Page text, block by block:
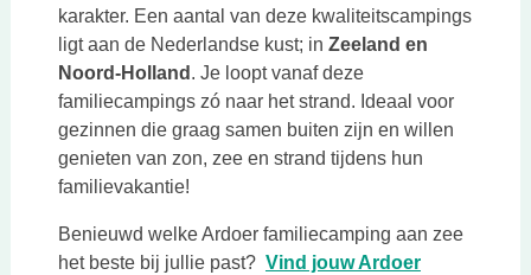
karakter. Een aantal van deze kwaliteitscampings
ligt aan de Nederlandse kust; in Zeeland en
Noord-Holland . Je loopt vanaf deze
familiecampings zó naar het strand. Ideaal voor
gezinnen die graag samen buiten zijn en willen
genieten van zon, zee en strand tijdens hun
familievakantie!
Benieuwd welke Ardoer familiecamping aan zee
het beste bij jullie past? Vind jouw Ardoer